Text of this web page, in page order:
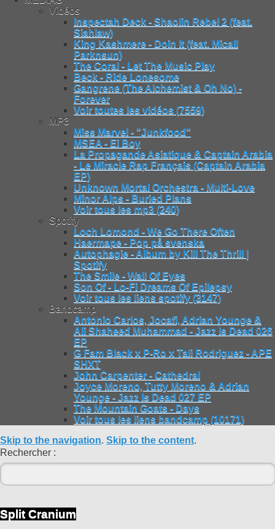
Vidéos
Inspectah Deck - Shaolin Rebel 2 (feat.
Siahlaw)
King Kashmere - Doin It (feat. Micall
Parknsun)
The Coral - Let The Music Play
Beck - Ride Lonesome
Gangrene (The Alchemist & Oh No) -
Forever
Voir toutes les vidéos (7559)
MP3
Miss Marvel - "Junkfood"
MSEA - Ei Boy
La Propagande Asiatique & Captain Arabia
- Le Miracle Rap Français (Captain Arabia
EP)
Unknown Mortal Orchestra - Multi-Love
Minor Alps - Buried Plans
Voir tous les mp3 (240)
Spotify
Loch Lomond - We Go There Often
Haermape - Pop på svenska
Autophagie - Album by Kill The Thrill |
Spotify
The Smile - Wall Of Eyes
Son Of - Lo-Fi Dreams Of Epilepsy
Voir tous les liens spotify (3147)
Bandcamp
Antonio Carlos, Jocafi, Adrian Younge &
Ali Shaheed Muhammad - Jazz Is Dead 026
EP
G Fam Black x P-Ro x Tali Rodriguez - APE
SHXT
John Carpenter - Cathedral
Joyce Moreno, Tutty Moreno & Adrian
Younge - Jazz Is Dead 027 EP
The Mountain Goats - Days
Voir tous les liens bandcamp (10171)
Skip to the navigation. Skip to the content.
Rechercher :
Split Cranium